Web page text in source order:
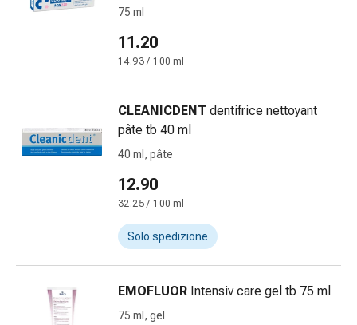
Bende
di
fissaggio
Garza
Bendaggi
compressivi
Medicazioni
Bende,
nastri
75 ml
11.20
14.93 / 100 ml
CLEANICDENT dentifrice nettoyant
pâte tb 40 ml
40 ml, pâte
12.90
32.25 / 100 ml
Solo spedizione
EMOFLUOR Intensiv care gel tb 75 ml
75 ml, gel